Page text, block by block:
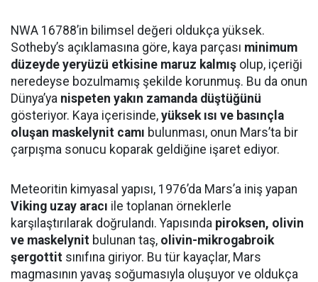
NWA 16788’in bilimsel değeri oldukça yüksek.
Sotheby’s açıklamasına göre, kaya parçası minimum
düzeyde yeryüzü etkisine maruz kalmış olup, içeriği
neredeyse bozulmamış şekilde korunmuş. Bu da onun
Dünya’ya nispeten yakın zamanda düştüğünü
gösteriyor. Kaya içerisinde, yüksek ısı ve basınçla
oluşan maskelynit camı bulunması, onun Mars’ta bir
çarpışma sonucu koparak geldiğine işaret ediyor.
Meteoritin kimyasal yapısı, 1976’da Mars’a iniş yapan
Viking uzay aracı ile toplanan örneklerle
karşılaştırılarak doğrulandı. Yapısında piroksen, olivin
ve maskelynit bulunan taş, olivin-mikrogabroik
şergottit sınıfına giriyor. Bu tür kayaçlar, Mars
magmasının yavaş soğumasıyla oluşuyor ve oldukça